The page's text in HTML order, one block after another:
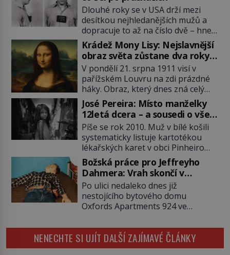
Dlouhé roky se v USA drží mezi
desítkou nejhledanějších mužů a
dopracuje to až na číslo dvě – hned
po Usámovi bin Ládinovi (1957–
2011). To je James „Whitey“ Bulger
(1929–2018) viněný ze spoluúčasti
na 19 vraždách, vydírání a lichvy. A
samozřejmě, krom toho je ještě
drogový dealer, který neváhá
odstranit z cesty všechny práskače,
zatímco […]
Krádež Mony Lisy: Nejslavnější
obraz světa zůstane dva roky
nezvěstný
V pondělí 21. srpna 1911 visí v
pařížském Louvru na zdi prázdné
háky. Obraz, který dnes zná celý
svět, je pryč. Zpočátku si nikdo
nemyslí, že jde o krádež.
Zaměstnanci jsou přesvědčeni, že
Mona Lisa je jen v restaurátorské
dílně nebo u fotografa. Když se
ukáže pravda, propukne jeden z
největších honů na zloděje v […]
José Pereira: Místo manželky
12letá dcera – a sousedi o všem
vědí!
Píše se rok 2010. Muž v bílé košili
systematicky listuje kartotékou
lékařských karet v obci Pinheiro
ležící asi 20 kilometrů od farmy s
podivínským majitelem. Něco tu
nesedí. Ledaže… Ledaže by ta
mladá dívka z farmy byla ne
manželkou, ale dcerou – a všechny
ty děti byly zplozené v incestu. Na
Božská práce pro Jeffreyho
Dahmera: Vrah skončí v
tratolišti krve ve vězeňských
umývárnách
Po ulici nedaleko dnes již
nestojícího bytového domu
Oxfords Apartments 924 ve
potácí zcela zmatený 14letý
Konerak Sinthasomphone. Když ho
zastaví policejní hlídka, ochable jí
NENECHTE SI UJÍT DALŠÍ ZAJÍMAVÉ ČLÁNKY